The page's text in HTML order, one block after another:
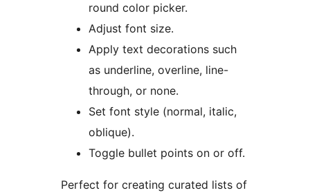
round color picker.
Adjust font size.
Apply text decorations such
as underline, overline, line-
through, or none.
Set font style (normal, italic,
oblique).
Toggle bullet points on or off.
Perfect for creating curated lists of